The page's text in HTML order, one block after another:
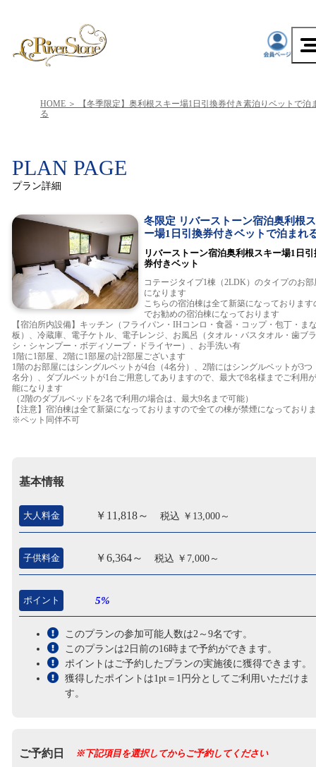
HOME
【冬季限定】奥利根スキー場1日引換券付き素泊りベットで泊
る
PLAN PAGE
プラン詳細
冬限定 リバーストーン宿泊奥利根
ー場1日引換券付きベットで泊まれ
リバーストーン宿泊奥利根スキー場1日引
券付きベット
コテージタイプ1棟（2LDK）のタイプのお部
になります
こちらの宿泊棟は全て新築になっております
でお勧めの宿泊棟になっております
【宿泊所内設備】キッチン（フライパン・IHコンロ・食器・コップ・包丁・ま
板）、冷蔵庫、電子ケトル、電子レンジ、お風呂（タオル・バスタオル・歯ブラ
シ・シャンプー・ボディソープ・ドライヤー）、お手洗い有
1階に1部屋、2階に1部屋の計2部屋ございます
1階のお部屋にはシングルベットが4台（4名分）、2階にはシングルベットが3つ
名分）、ダブルベットが1台ご用意してありますので、最大で8名様までご利用
能になります
（2階のダブルベッドを2名で利用の場合は、最大9名まで可能）
【注意】宿泊棟は全て新築になっておりますので全ての棟が禁煙になっており
※ペット同伴不可
基本情報
大人料金 ￥11,818～ 税込 ￥13,000～
子供料金 ￥6,364～ 税込 ￥7,000～
ポイント 5%
このプランの参加可能人数は2～9名です。
このプランは2日前の16時まで予約ができます。
ポイントはご予約したプランの実施後に獲得できます。
獲得したポイントは1pt＝1円分としてご利用いただけま
す。
ご予約日 ※下記項目を選択してからご予約してください